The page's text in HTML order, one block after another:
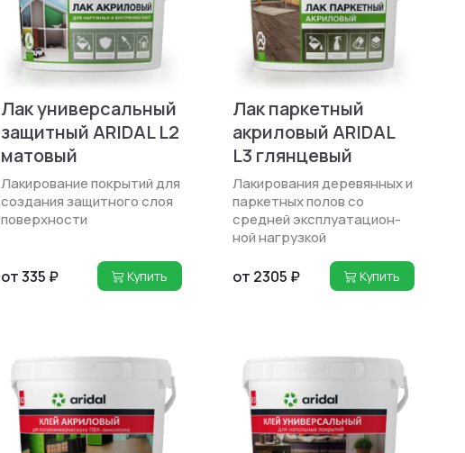
Лак универсальный
защитный ARIDAL L2
матовый
Лакирование покрытий для
создания защитного слоя
поверхности
от 335 ₽ Купить
Лак паркетный
акриловый ARIDAL
L3 глянцевый
Лакирования деревянных и
паркетных полов со
средней эксплуатацион­
ной нагрузкой
от 2305 ₽ Купить